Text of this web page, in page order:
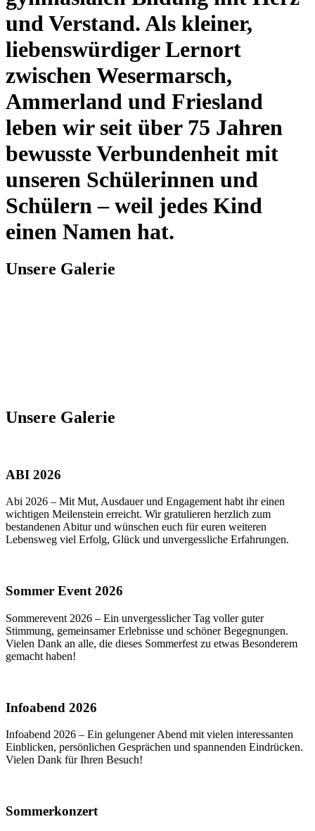
und Verstand. Als kleiner,
liebenswürdiger Lernort
zwischen Wesermarsch,
Ammerland und Friesland
leben wir seit über 75 Jahren
bewusste Verbundenheit mit
unseren Schülerinnen und
Schülern – weil jedes Kind
einen Namen hat.
Unsere Galerie
Unsere Galerie
ABI 2026
Abi 2026 – Mit Mut, Ausdauer und Engagement habt ihr einen
wichtigen Meilenstein erreicht. Wir gratulieren herzlich zum
bestandenen Abitur und wünschen euch für euren weiteren
Lebensweg viel Erfolg, Glück und unvergessliche Erfahrungen.
Sommer Event 2026
Sommerevent 2026 – Ein unvergesslicher Tag voller guter
Stimmung, gemeinsamer Erlebnisse und schöner Begegnungen.
Vielen Dank an alle, die dieses Sommerfest zu etwas Besonderem
gemacht haben!
Infoabend 2026
Infoabend 2026 – Ein gelungener Abend mit vielen interessanten
Einblicken, persönlichen Gesprächen und spannenden Eindrücken.
Vielen Dank für Ihren Besuch!
Sommerkonzert